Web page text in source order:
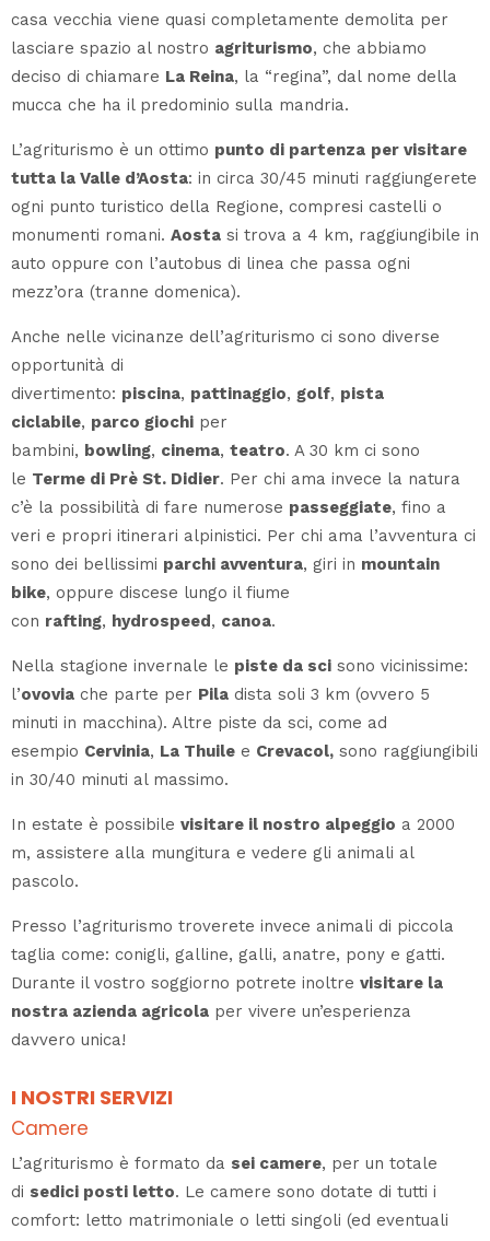
casa vecchia viene quasi completamente demolita per
lasciare spazio al nostro agriturismo, che abbiamo
deciso di chiamare La Reina, la “regina”, dal nome della
mucca che ha il predominio sulla mandria.
L’agriturismo è un ottimo punto di partenza per visitare
tutta la Valle d’Aosta: in circa 30/45 minuti raggiungerete
ogni punto turistico della Regione, compresi castelli o
monumenti romani. Aosta si trova a 4 km, raggiungibile in
auto oppure con l’autobus di linea che passa ogni
mezz’ora (tranne domenica).
Anche nelle vicinanze dell’agriturismo ci sono diverse
opportunità di
divertimento: piscina, pattinaggio, golf, pista
ciclabile, parco giochi per
bambini, bowling, cinema, teatro. A 30 km ci sono
le Terme di Prè St. Didier. Per chi ama invece la natura
c’è la possibilità di fare numerose passeggiate, fino a
veri e propri itinerari alpinistici. Per chi ama l’avventura ci
sono dei bellissimi parchi avventura, giri in mountain
bike, oppure discese lungo il fiume
con rafting, hydrospeed, canoa.
Nella stagione invernale le piste da sci sono vicinissime:
l’ovovia che parte per Pila dista soli 3 km (ovvero 5
minuti in macchina). Altre piste da sci, come ad
esempio Cervinia, La Thuile e Crevacol, sono raggiungibili
in 30/40 minuti al massimo.
In estate è possibile visitare il nostro alpeggio a 2000
m, assistere alla mungitura e vedere gli animali al
pascolo.
Presso l’agriturismo troverete invece animali di piccola
taglia come: conigli, galline, galli, anatre, pony e gatti.
Durante il vostro soggiorno potrete inoltre visitare la
nostra azienda agricola per vivere un’esperienza
davvero unica!
I NOSTRI SERVIZI
Camere
L’agriturismo è formato da sei camere, per un totale
di sedici posti letto. Le camere sono dotate di tutti i
comfort: letto matrimoniale o letti singoli (ed eventuali